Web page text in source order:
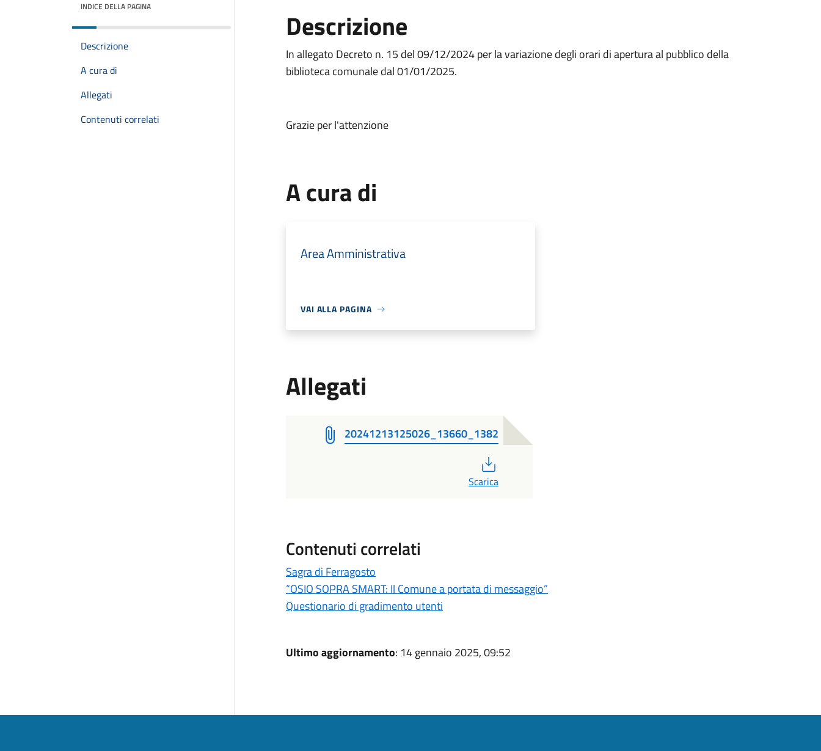
INDICE DELLA PAGINA
Descrizione
A cura di
Allegati
Contenuti correlati
Descrizione
In allegato Decreto n. 15 del 09/12/2024 per la variazione degli orari di apertura al pubblico della
biblioteca comunale dal 01/01/2025.
Grazie per l'attenzione
A cura di
Area Amministrativa
VAI ALLA PAGINA
Allegati
20241213125026_13660_1382
Scarica
Contenuti correlati
Sagra di Ferragosto
“OSIO SOPRA SMART: Il Comune a portata di messaggio”
Questionario di gradimento utenti
Ultimo aggiornamento: 14 gennaio 2025, 09:52